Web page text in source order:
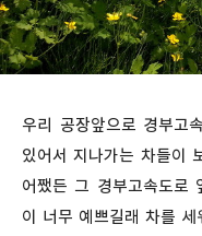
우리 공장앞으로 경부고
있어서 지나가는 차들이
어쨌든 그 경부고속도로
이 너무 예쁘길래 차를